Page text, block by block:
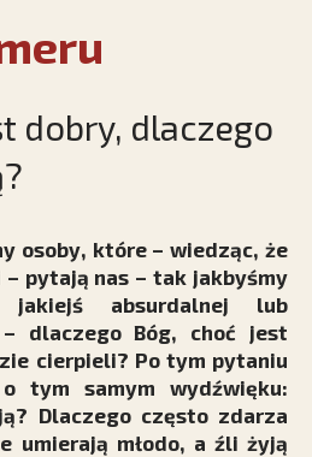
dobry, dlaczego
osoby, które – wiedząc, że
pytają nas – tak jakbyśmy
jakiejś absurdalnej lub
dlaczego Bóg, choć jest
cierpieli? Po tym pytaniu
tym samym wydźwięku:
Dlaczego często zdarza
umierają młodo, a źli żyją